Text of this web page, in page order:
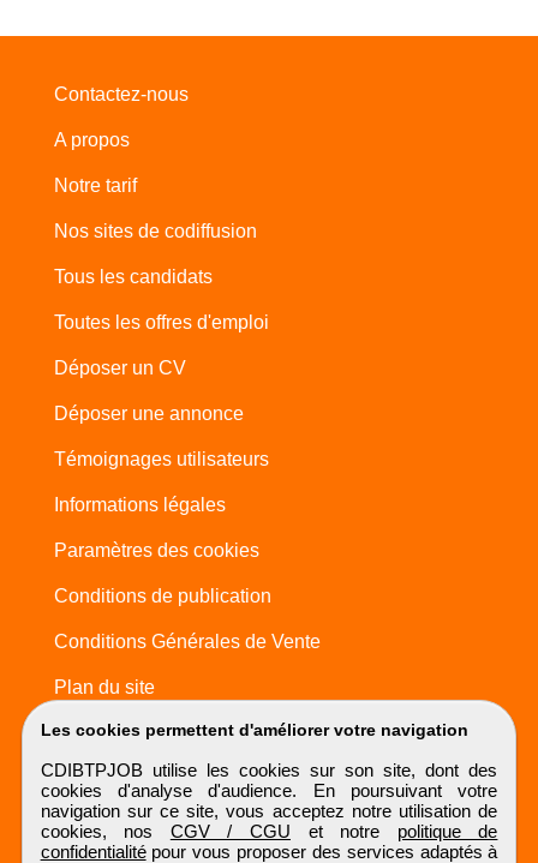
Les cookies permettent d'améliorer votre navigation
CDIBTPJOB utilise les cookies sur son site, dont des
cookies d'analyse d'audience. En poursuivant votre
navigation sur ce site, vous acceptez notre utilisation de
cookies, nos CGV / CGU et notre politique de
confidentialitépour vous proposer des services adaptés à
Contactez-nous
A propos
Notre tarif
Nos sites de codiffusion
Tous les candidats
Toutes les offres d'emploi
Déposer un CV
Déposer une annonce
Témoignages utilisateurs
Informations légales
Paramètres des cookies
Conditions de publication
Conditions Générales de Vente
Plan du site